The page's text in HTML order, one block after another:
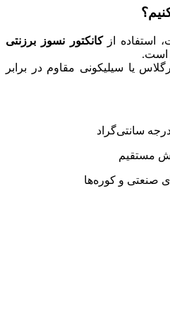
استفاده ازکانکتور نسوز برزنتی
است.
یا سیلیکونی مقاوم در برابر
مستقیم
صنعتی و کوره‌ها